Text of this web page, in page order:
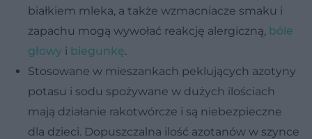
białkiem mleka, a także wzmacniacze smaku i
zapachu mogą wywołać reakcję alergiczną, bóle
głowy i biegunkę.
Stosowane w mieszankach peklujących azotyny
potasu i sodu spożywane w dużych ilościach
mają działanie rakotwórcze i są niebezpieczne
dla dzieci. Dopuszczalna ilość azotanów w szynce